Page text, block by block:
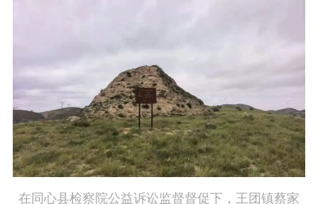
在同心县检察院公益诉讼监督督促下，王团镇蔡家